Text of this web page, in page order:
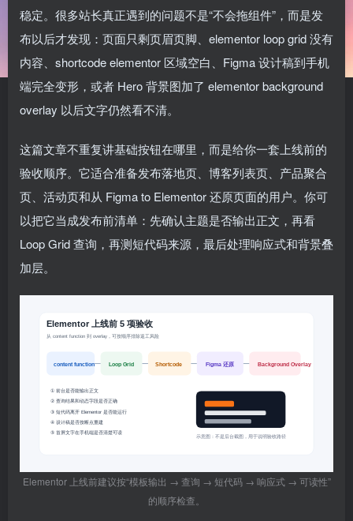
稳定。很多站长真正遇到的问题不是“不会拖组件”，而是发
布以后才发现：页面只剩页眉页脚、elementor loop grid 没有
内容、shortcode elementor 区域空白、Figma 设计稿到手机
端完全变形，或者 Hero 背景图加了 elementor background
overlay 以后文字仍然看不清。
这篇文章不重复讲基础按钮在哪里，而是给你一套上线前的
验收顺序。它适合准备发布落地页、博客列表页、产品聚合
页、活动页和从 Figma to Elementor 还原页面的用户。你可
以把它当成发布前清单：先确认主题是否输出正文，再看
Loop Grid 查询，再测短代码来源，最后处理响应式和背景叠
加层。
Elementor 上线前建议按“模板输出 → 查询 → 短代码 → 响应式 → 可读性”
的顺序检查。